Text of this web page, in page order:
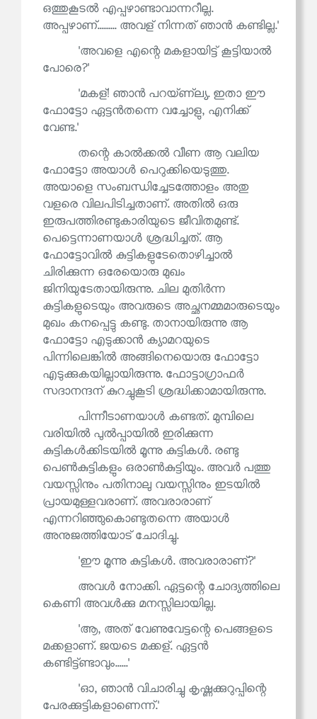
ഒത്തുകൂടൽ എപ്പഴാണ്ടാവാന്നറീല്ല.
അപ്പഴാണ്......... അവള് നിന്നത് ഞാൻ കണ്ടില്ല.'
'അവളെ എന്റെ മകളായിട്ട് കൂട്ടിയാൽ
പോരെ?'
'മകള്! ഞാൻ പറയ്ണ്‌ല്യ. ഇതാ ഈ
ഫോട്ടോ ഏട്ടൻതന്നെ വച്ചോളു, എനിക്ക്
വേണ്ട.'
തന്റെ കാൽക്കൽ വീണ ആ വലിയ
ഫോട്ടോ അയാൾ പെറുക്കിയെടുത്തു.
അയാളെ സംബന്ധിച്ചേടത്തോളം അതു
വളരെ വിലപിടിച്ചതാണ്. അതിൽ ഒരു
ഇരുപത്തിരണ്ടുകാരിയുടെ ജീവിതമുണ്ട്.
പെട്ടെന്നാണയാൾ ശ്രദ്ധിച്ചത്. ആ
ഫോട്ടോവിൽ കുട്ടികളുടേതൊഴിച്ചാൽ
ചിരിക്കുന്ന ഒരേയൊരു മുഖം
ജിനിയുടേതായിരുന്നു. ചില മുതിർന്ന
കുട്ടികളുടെയും അവരുടെ അച്ഛനമ്മമാരുടെയും
മുഖം കനപ്പെട്ടു കണ്ടു. താനായിരുന്നു ആ
ഫോട്ടോ എടുക്കാൻ ക്യാമറയുടെ
പിന്നിലെങ്കിൽ അങ്ങിനെയൊരു ഫോട്ടോ
എടുക്കുകയില്ലായിരുന്നു. ഫോട്ടാഗ്രാഫർ
സദാനന്ദന് കുറച്ചുകൂടി ശ്രദ്ധിക്കാമായിരുന്നു.
പിന്നീടാണയാൾ കണ്ടത്. മുമ്പിലെ
വരിയിൽ പുൽപ്പായിൽ ഇരിക്കുന്ന
കുട്ടികൾക്കിടയിൽ മൂന്നു കുട്ടികൾ. രണ്ടു
പെൺകുട്ടികളും ഒരാൺകുട്ടിയും. അവർ പത്തു
വയസ്സിനും പതിനാലു വയസ്സിനും ഇടയിൽ
പ്രായമുള്ളവരാണ്. അവരാരാണ്
എന്നറിഞ്ഞുകൊണ്ടുതന്നെ അയാൾ
അനുജത്തിയോട് ചോദിച്ചു.
'ഈ മൂന്നു കുട്ടികൾ. അവരാരാണ്?'
അവൾ നോക്കി. ഏട്ടന്റെ ചോദ്യത്തിലെ
കെണി അവൾക്കു മനസ്സിലായില്ല.
'ആ, അത് വേണുവേട്ടന്റെ പെങ്ങളടെ
മക്കളാണ്. ജയടെ മക്കള്. ഏട്ടൻ
കണ്ടിട്ട്ണ്ടാവും......'
'ഓ, ഞാൻ വിചാരിച്ചു കൃഷ്ണക്കുറുപ്പിന്റെ
പേരക്കുട്ടികളാണെന്ന്.'